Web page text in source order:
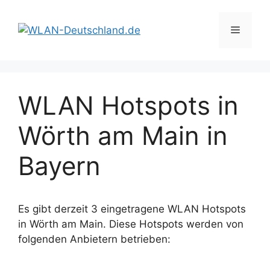
Inhalt
springen
Menü
WLAN Hotspots in
Wörth am Main in
Bayern
Es gibt derzeit 3 eingetragene WLAN Hotspots
in Wörth am Main. Diese Hotspots werden von
folgenden Anbietern betrieben: